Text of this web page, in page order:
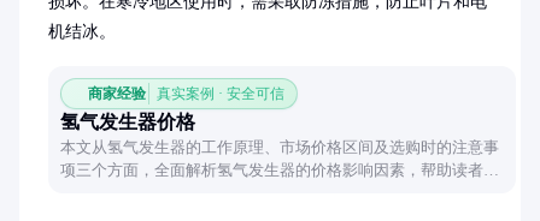
机结冰。
商家经验 真实案例 · 安全可信
氢气发生器价格
本文从氢气发生器的工作原理、市场价格区间及选购时的注意事
项三个方面，全面解析氢气发生器的价格影响因素，帮助读者在